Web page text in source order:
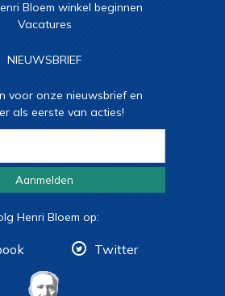
Bloem winkel beginnen
Vacatures
NIEUWSBRIEF
voor onze nieuwsbrief en
als eerste van acties!
Aanmelden
Henri Bloem op:
Twitter